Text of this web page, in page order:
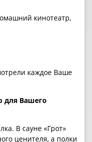
кинотеатр,
каждое Ваше
для Вашего
В сауне «Грот»
ценителя, а полки